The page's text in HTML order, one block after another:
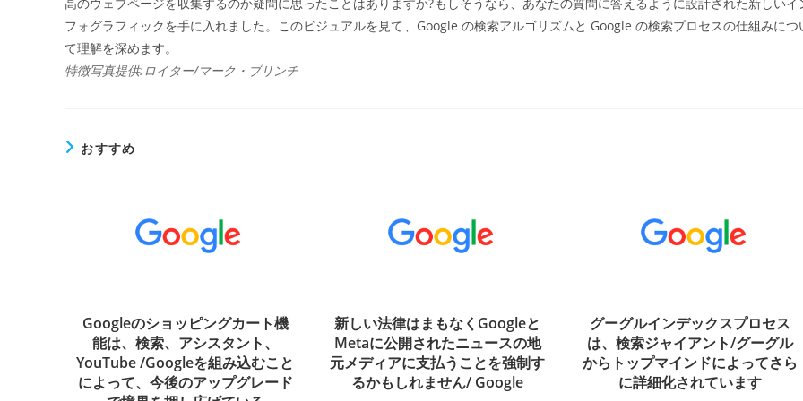
フォグラフィックを手に入れました。このビジュアルを見て、Google の検索アルゴリズムと Google の検索プロセスの仕組みにつ
て理解を深めます。
特徴写真提供:ロイター/マーク・ブリンチ
おすすめ
Googleのショッピングカート機
能は、検索、アシスタント、
YouTube /Googleを組み込むこと
によって、今後のアップグレード
新しい法律はまもなくGoogleと
Metaに公開されたニュースの地
元メディアに支払うことを強制す
るかもしれません/ Google
グーグルインデックスプロセス
は、検索ジャイアント/グーグル
からトップマインドによってさら
に詳細化されています